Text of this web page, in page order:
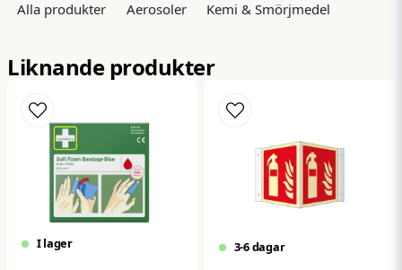
Ja, ni får publicera min fråga
Alla produkter Aerosoler Kemi & Smörjmedel
Liknande produkter
I lager 3-6 dagar